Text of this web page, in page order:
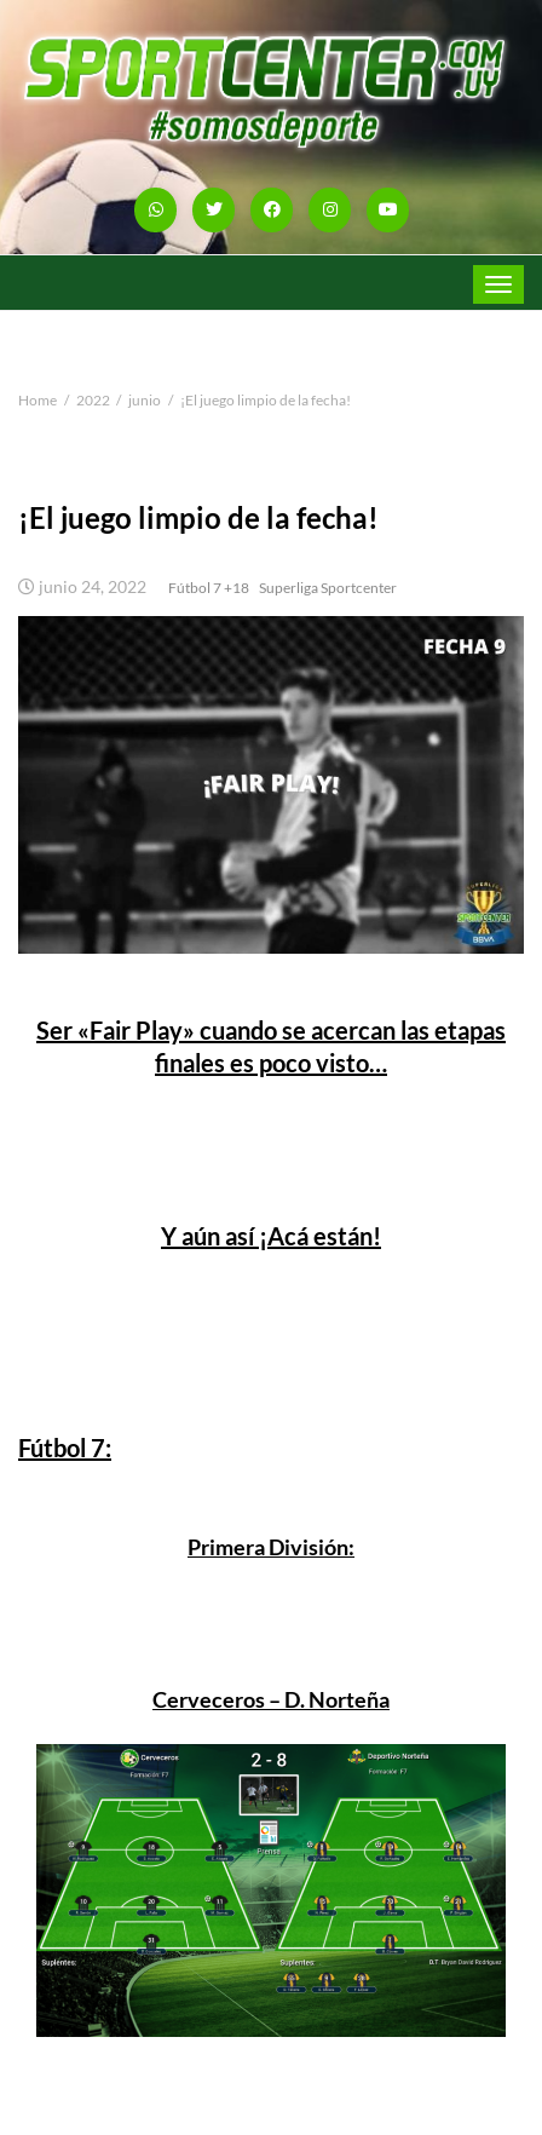
Toggle
Home 2022 junio ¡El juego limpio de la fecha!
¡El juego limpio de la fecha!
junio 24, 2022 Fútbol 7 +18 Superliga Sportcenter
Ser «Fair Play» cuando se acercan las etapas
finales es poco visto…
Y aún así ¡Acá están!
Fútbol 7:
Primera División:
Cerveceros – D. Norteña